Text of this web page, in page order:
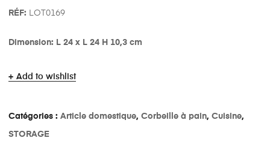
R É F: LOT0169
Dimension: L 24 x L 24 H 10,3 cm
Add to wishlist
Catégories : Article domestique, Corbeille à pain, Cuisine,
STORAGE